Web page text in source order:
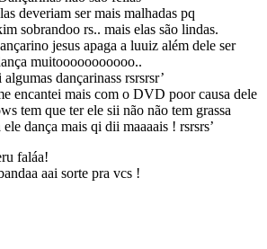
deveriam ser mais malhadas pq
sobrandoo rs.. mais elas são lindas.
jesus apaga a luuiz além dele ser
muitooooooooooo..
dançarinass rsrsrsr’
encantei mais com o DVD poor causa dele
tem que ter ele sii não não tem grassa
ele dança mais qi dii maaaais ! rsrsrs’
faláa!
aai sorte pra vcs !